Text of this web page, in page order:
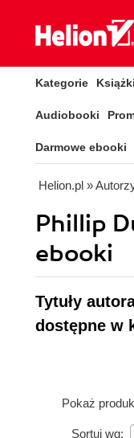
Kategorie Książki
Audiobooki
Darmowe ebooki
Helion.pl »
Phillip
ebooki
Tytuły
dostępne w
Pokaż
Sortuj wg: